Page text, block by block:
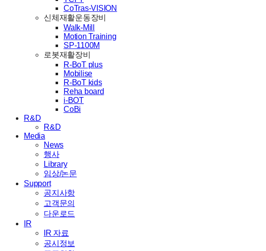
CoTras-VISION
신체재활운동장비
Walk-Mill
Motion Training
SP-1100M
로봇재활장비
R-BoT plus
Mobilise
R-BoT kids
Reha board
i-BOT
CoBi
R&D
R&D
Media
News
행사
Library
임상/논문
Support
공지사항
고객문의
다운로드
IR
IR 자료
공시정보